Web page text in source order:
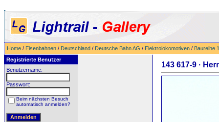
Home / Eisenbahnen / Deutschland / Deutsche Bahn AG / Elektrolokomotiven / Baureihe
Registrierte Benutzer
Benutzername:
Passwort:
Beim nächsten Besuch
automatisch anmelden?
143 617-9 ·